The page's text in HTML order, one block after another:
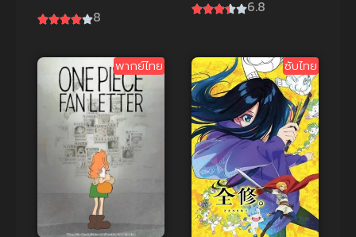
Kimochi
ขยะแขยง
ขนาดนั้นเลย
เหรอ
8
6.8
พากย์ไทย ซับไทย